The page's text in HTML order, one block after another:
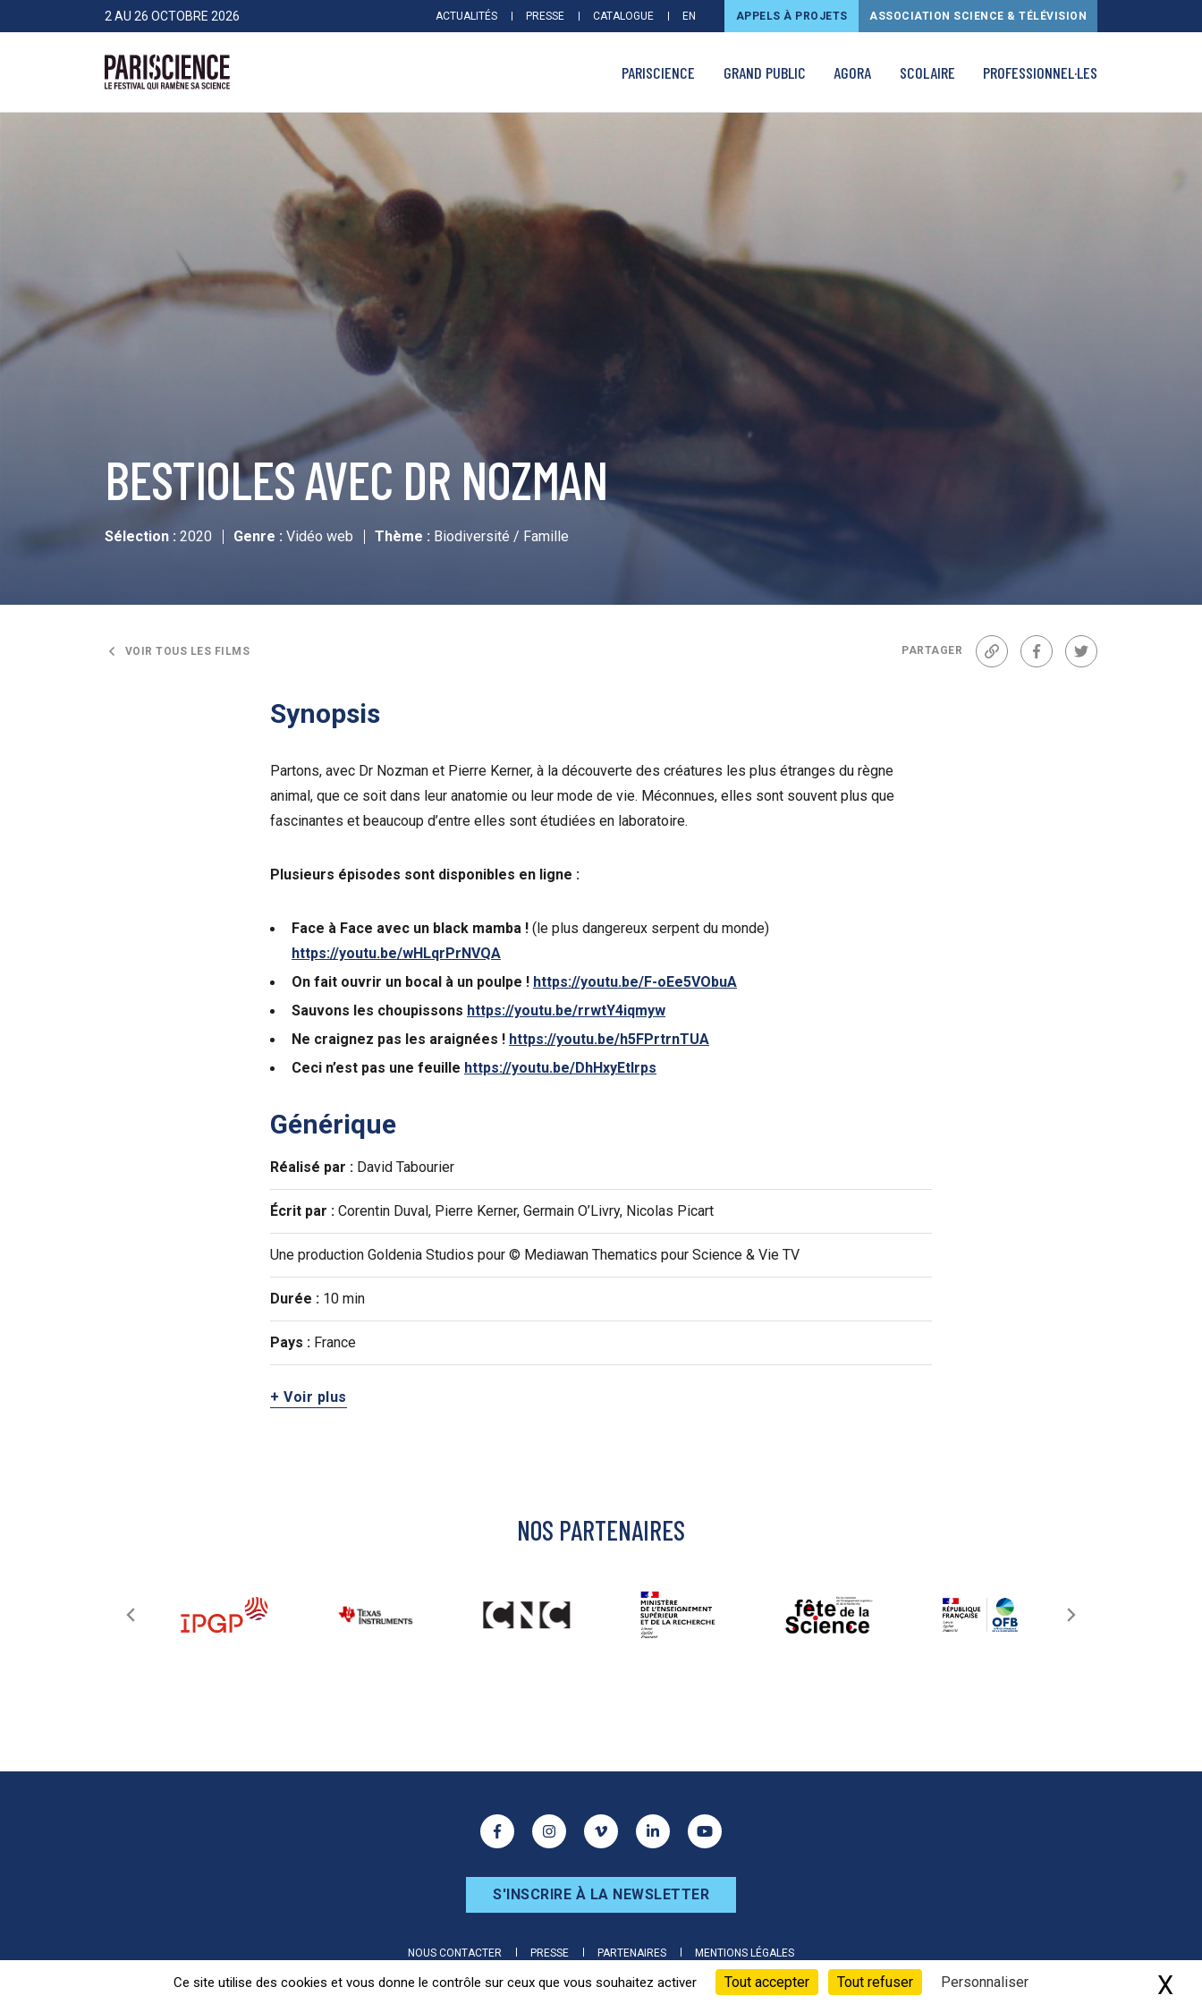
>Aller au contenu2 AU 26 OCTOBRE 2026 ACTUALITÉS PRESSE CATALOGUE EN APPELS À PROJETS ASSOCIATION SCIENCE & TÉLÉVISION
PARISCIENCE GRAND PUBLIC AGORA SCOLAIRE PROFESSIONNEL·LES
BESTIOLES AVEC DR NOZMAN
Sélection : 2020 Genre : Vidéo web Thème : Biodiversité / Famille
VOIR TOUS LES FILMS PARTAGER
Lien FacebookTwitter
Synopsis
Partons, avec Dr Nozman et Pierre Kerner, à la découverte des créatures les plus étranges du règne
animal, que ce soit dans leur anatomie ou leur mode de vie. Méconnues, elles sont souvent plus que
fascinantes et beaucoup d’entre elles sont étudiées en laboratoire.
Plusieurs épisodes sont disponibles en ligne :
Face à Face avec un black mamba ! (le plus dangereux serpent du monde)
https://youtu.be/wHLqrPrNVQA
On fait ouvrir un bocal à un poulpe ! https://youtu.be/F-oEe5VObuA
Sauvons les choupissons https://youtu.be/rrwtY4iqmyw
Ne craignez pas les araignées ! https://youtu.be/h5FPrtrnTUA
Ceci n’est pas une feuille https://youtu.be/DhHxyEtIrps
Générique
Réalisé par : David Tabourier
Écrit par : Corentin Duval, Pierre Kerner, Germain O’Livry, Nicolas Picart
Une production Goldenia Studios pour © Mediawan Thematics pour Science & Vie TV
Durée : 10 min
Pays : France
+ Voir plus
NOS PARTENAIRES
Retrouvez Pariscience sur les réseaux sociaux
FacebookInstagramVimeo LinkedinYoutube
S'INSCRIRE À LA NEWSLETTER
NOUS CONTACTER PRESSE PARTENAIRES MENTIONS LÉGALES
Panneau de gestion des cookies
Ce site utilise des cookies et vous donne le contrôle sur ceux que vous souhaitez activer Tout accepter Tout refuser Personnaliser X